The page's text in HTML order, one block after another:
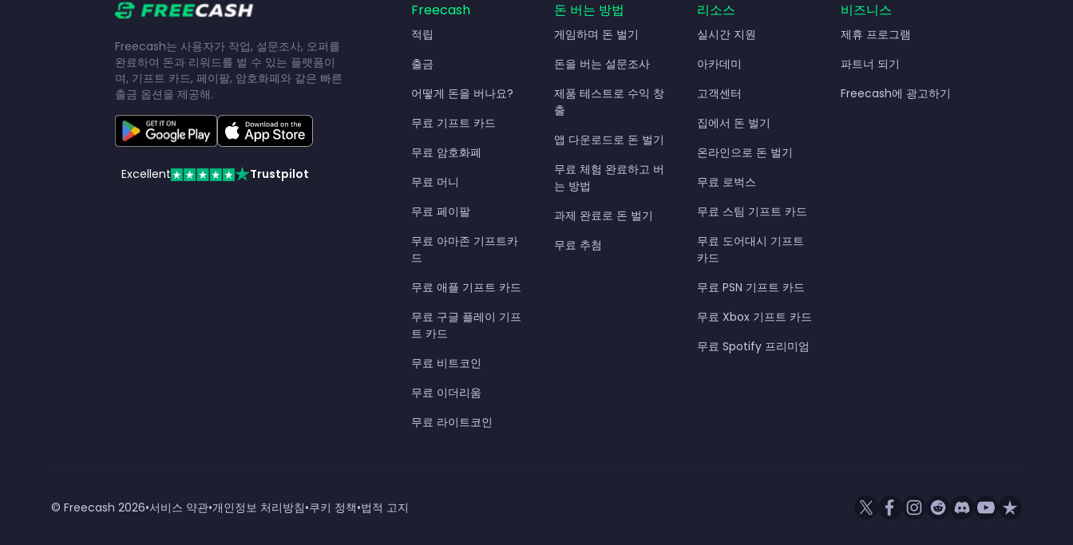
Freecash는 사용자가 작업, 설문조사, 오퍼를
완료하여 돈과 리워드를 벌 수 있는 플랫폼이
며, 기프트 카드, 페이팔, 암호화폐와 같은 빠른
출금 옵션을 제공해.
Excellent Trustpilot
Freecash
적립
출금
어떻게 돈을 버나요?
무료 기프트 카드
무료 암호화폐
무료 머니
무료 페이팔
무료 아마존 기프트카
드
무료 애플 기프트 카드
무료 구글 플레이 기프
트 카드
무료 비트코인
무료 이더리움
무료 라이트코인
돈 버는 방법
게임하며 돈 벌기
돈을 버는 설문조사
제품 테스트로 수익 창
출
앱 다운로드로 돈 벌기
무료 체험 완료하고 버
는 방법
과제 완료로 돈 벌기
무료 추첨
리소스
실시간 지원
아카데미
고객센터
집에서 돈 벌기
온라인으로 돈 벌기
무료 로벅스
무료 스팀 기프트 카드
무료 도어대시 기프트
카드
무료 PSN 기프트 카드
무료 Xbox 기프트 카드
무료 Spotify 프리미엄
비즈니스
제휴 프로그램
파트너 되기
Freecash에 광고하기
© Freecash 2026•서비스 약관•개인정보 처리방침•쿠키 정책•법적 고지